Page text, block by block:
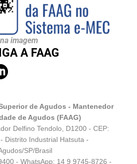
imagem
A FAAG
de Agudos - Mantenedor
de Agudos (FAAG)
Delfino Tendolo, D1200 - CEP:
Distrito Industrial Hatsuta -
SP/Brasil
- WhatsApp: 14 9 9745-8726-